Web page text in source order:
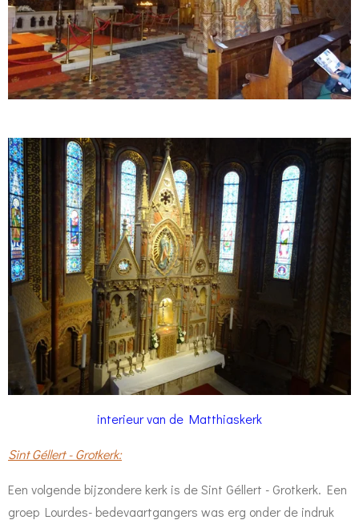
interieur van de Matthiaskerk
Sint Géllert - Grotkerk:
Een volgende bijzondere kerk is de Sint Géllert - Grotkerk. Een
groep Lourdes- bedevaartgangers was erg onder de indruk